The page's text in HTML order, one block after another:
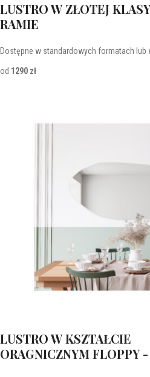
LUSTRO W ZŁOTEJ
RAMIE
Dostępne w standardowych formatach lub
od 1290 zł
LUSTRO W KSZTAŁCIE
ORAGNICZNYM FLOPPY